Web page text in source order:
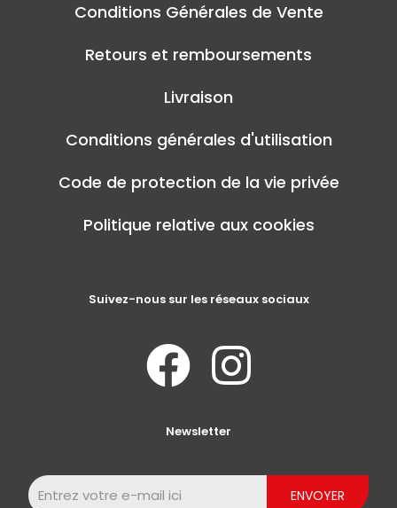
Conditions Générales de Vente
Retours et remboursements
Livraison
Conditions générales d'utilisation
Code de protection de la vie privée
Politique relative aux cookies
Suivez-nous sur les réseaux sociaux
Newsletter